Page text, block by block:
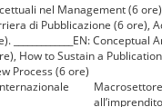
nel Management (6
di Pubblicazione (6 ore),
How to Sustain a
Process (6 ore)